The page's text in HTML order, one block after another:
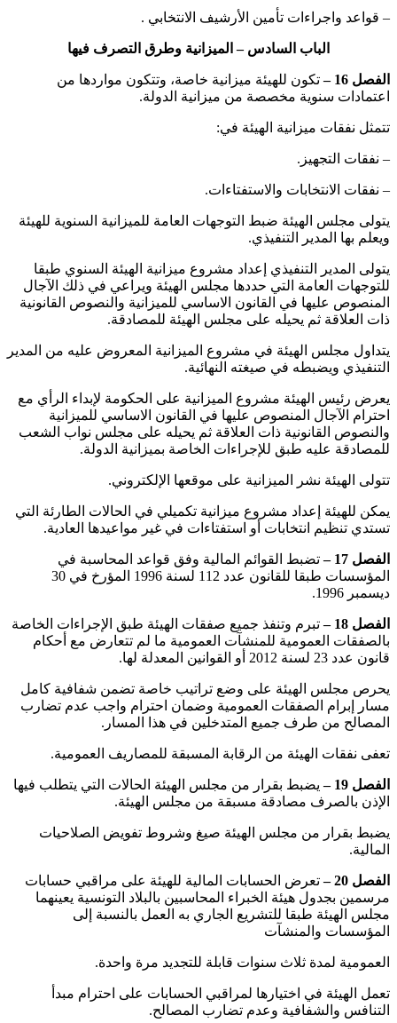
– ‏قواعد واجراءات تأمين الأرشيف الانتخابي .
الباب السادس – الميزانية وطرق التصرف فيها
الفصل 16 –
تكون للهيئة ميزانية خاصة، وتتكون مواردها من
اعتمادات سنوية مخصصة من ميزانية الدولة.
‏تتمثل نفقات ميزانية الهيئة في:
– ‏نفقات التجهيز.
– ‏نفقات الانتخابات والاستفتاءات.
‏يتولى مجلس الهيئة ضبط التوجهات العامة للميزانية السنوية للهيئة
ويعلم بها المدير التنفيذي.
‏يتولى المدير التنفيذي إعداد مشروع ميزانية الهيئة السنوي طبقا
للتوجهات العامة التي حددها مجلس الهيئة ويراعي في ذلك الآجال
المنصوص عليها في القانون الاساسي للميزانية والنصوص القانونية
ذات العلاقة ثم يحيله على مجلس الهيئة للمصادقة.
‏يتداول مجلس الهيئة في مشروع الميزانية المعروض عليه من المدير
التنفيذي ويضبطه في صيغته النهائية.
‏يعرض رئيس الهيئة مشروع الميزانية على الحكومة لإبداء الرأي مع
احترام الآجال المنصوص عليها في القانون الاساسي للميزانية
والنصوص القانونية ذات العلاقة ثم يحيله على مجلس نواب الشعب
للمصادقة عليه طبق للإجراءات الخاصة بميزانية الدولة.
‏تتولى الهيئة نشر الميزانية على موقعها الإلكتروني.
‏يمكن للهيئة إعداد مشروع ميزانية تكميلي في الحالات الطارئة التي
تستدي تنظيم انتخابات أو استفتاءات في غير مواعيدها العادية.
الفصل 17 –
تضبط القوائم المالية وفق قواعد المحاسبة في
المؤسسات طبقا للقانون عدد 112 ‏لسنة 1996 ‏المؤرخ في 30
‏ديسمبر 1996.
الفصل 18 –
تبرم وتنفذ جميع صفقات الهيئة طبق الإجراءات الخاصة
بالصفقات العمومية للمنشآت العمومية ما لم تتعارض مع أحكام
قانون عدد 23 ‏لسنة 2012 ‏أو القوانين المعدلة لها.
‏يحرص مجلس الهيئة على وضع تراتيب خاصة تضمن شفافية كامل
مسار إبرام الصفقات العمومية وضمان احترام واجب عدم تضارب
المصالح من طرف جميع المتدخلين في هذا المسار.
‏تعفى نفقات الهيئة من الرقابة المسبقة للمصاريف العمومية.
الفصل 19 –
يضبط بقرار من مجلس الهيئة الحالات التي يتطلب فيها
الإذن بالصرف مصادقة مسبقة من مجلس الهيئة.
‏يضبط بقرار من مجلس الهيئة صيغ وشروط تفويض الصلاحيات
المالية.
الفصل 20 –
تعرض الحسابات المالية للهيئة على مراقبي حسابات
مرسمين بجدول هيئة الخبراء المحاسبين بالبلاد التونسية يعينهما
مجلس الهيئة طبقا للتشريع الجاري به العمل بالنسبة إلى
المؤسسات والمنشآت
‏العمومية لمدة ثلاث سنوات قابلة للتجديد مرة واحدة.
‏تعمل الهيئة في اختيارها لمراقبي الحسابات على احترام مبدأ
التنافس والشفافية وعدم تضارب المصالح.